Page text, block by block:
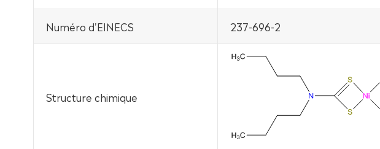
Numéro d'EINECS 237-696-2
Structure chimique